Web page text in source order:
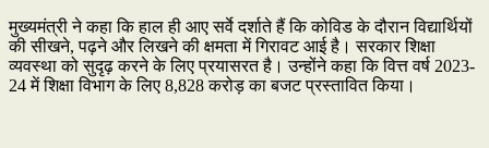
मुख्यमंत्री ने कहा कि हाल ही आए सर्वे दर्शाते हैं कि कोविड के दौरान विद्यार्थियों
की सीखने, पढ़ने और लिखने की क्षमता में गिरावट आई है। सरकार शिक्षा
व्यवस्था को सुदृढ़ करने के लिए प्रयासरत है। उन्होंने कहा कि वित्त वर्ष 2023-
24 में शिक्षा विभाग के लिए 8,828 करोड़ का बजट प्रस्तावित किया।